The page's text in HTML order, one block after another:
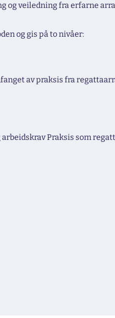
og veiledning fra erfarne
og gis på to nivåer:
av praksis fra
Praksis som